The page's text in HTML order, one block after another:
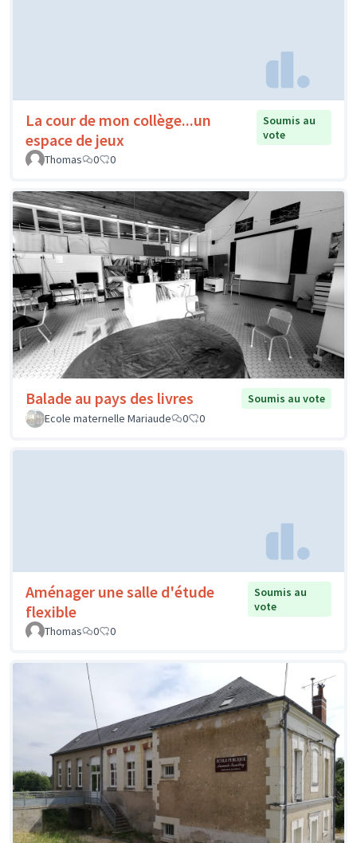
La cour de mon collège...un
espace de jeux
Soumis au
vote
Thomas
0 0
Balade au pays des livres
Soumis au vote
Ecole maternelle Mariaude
0 0
Aménager une salle d'étude
flexible
Soumis au
vote
Thomas
0 0